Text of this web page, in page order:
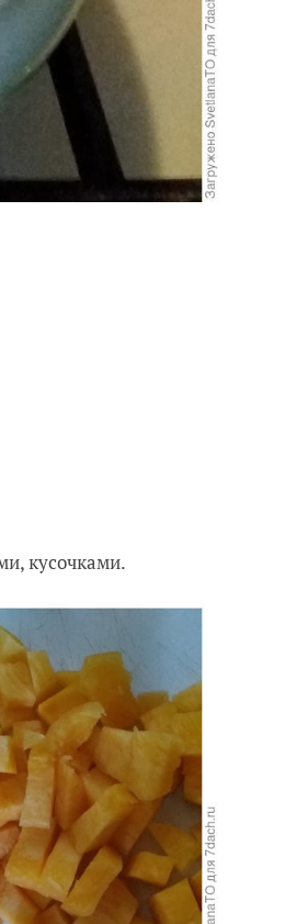
кусочками.